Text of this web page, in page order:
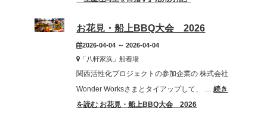
お花見・船上BBQ大会 2026
2026-04-04 ～ 2026-04-04
「八軒家浜」船着場
関西活性化プロジェクトの参加企業の 株式会社
Wonder Worksさまとタイアップして、 …続き
を読む お花見・船上BBQ大会 2026